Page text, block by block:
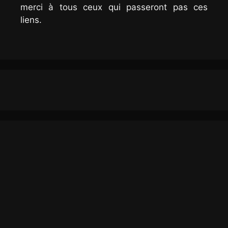
merci à tous ceux qui passeront pas ces
liens.